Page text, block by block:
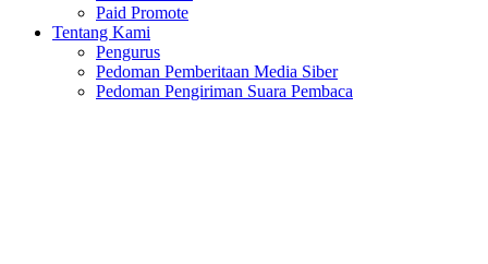
Paid Promote
Tentang Kami
Pengurus
Pedoman Pemberitaan Media Siber
Pedoman Pengiriman Suara Pembaca